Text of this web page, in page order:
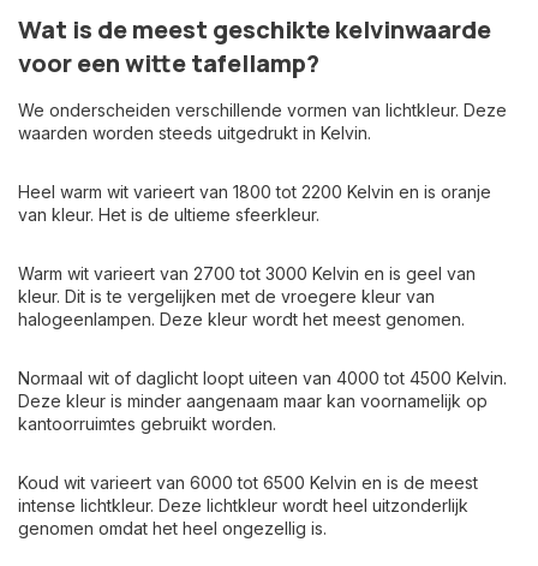
Wat is de meest geschikte kelvinwaarde
voor een witte tafellamp?
We onderscheiden verschillende vormen van lichtkleur. Deze
waarden worden steeds uitgedrukt in Kelvin.
Heel warm wit varieert van 1800 tot 2200 Kelvin en is oranje
van kleur. Het is de ultieme sfeerkleur.
Warm wit varieert van 2700 tot 3000 Kelvin en is geel van
kleur. Dit is te vergelijken met de vroegere kleur van
halogeenlampen. Deze kleur wordt het meest genomen.
Normaal wit of daglicht loopt uiteen van 4000 tot 4500 Kelvin.
Deze kleur is minder aangenaam maar kan voornamelijk op
kantoorruimtes gebruikt worden.
Koud wit varieert van 6000 tot 6500 Kelvin en is de meest
intense lichtkleur. Deze lichtkleur wordt heel uitzonderlijk
genomen omdat het heel ongezellig is.